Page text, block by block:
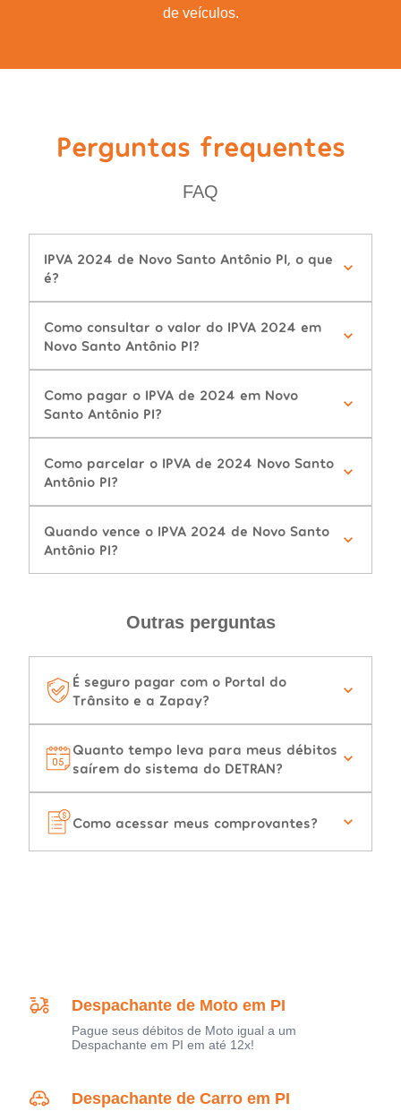
de veículos.
Perguntas frequentes
FAQ
IPVA 2024 de Novo Santo Antônio PI, o que
é?
Como consultar o valor do IPVA 2024 em
Novo Santo Antônio PI?
Como pagar o IPVA de 2024 em Novo
Santo Antônio PI?
Como parcelar o IPVA de 2024 Novo Santo
Antônio PI?
Quando vence o IPVA 2024 de Novo Santo
Antônio PI?
Outras perguntas
É seguro pagar com o Portal do
Trânsito e a Zapay?
Quanto tempo leva para meus débitos
saírem do sistema do DETRAN?
Como acessar meus comprovantes?
Despachante de Moto em PI
Pague seus débitos de Moto igual a um
Despachante em PI em até 12x!
Despachante de Carro em PI